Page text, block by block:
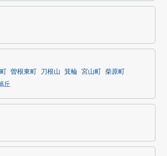
曽根東町 刀根山 箕輪 宮山町
柴原町
丘